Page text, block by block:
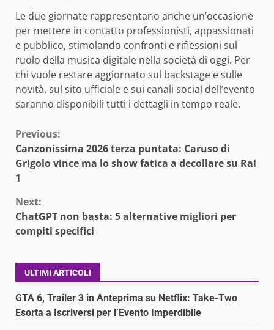
Le due giornate rappresentano anche un’occasione
per mettere in contatto professionisti, appassionati
e pubblico, stimolando confronti e riflessioni sul
ruolo della musica digitale nella società di oggi. Per
chi vuole restare aggiornato sul backstage e sulle
novità, sul sito ufficiale e sui canali social dell’evento
saranno disponibili tutti i dettagli in tempo reale.
Continue
Reading
Previous:
Canzonissima 2026 terza puntata: Caruso di
Grigolo vince ma lo show fatica a decollare su Rai
1
Next:
ChatGPT non basta: 5 alternative migliori per
compiti specifici
ULTIMI ARTICOLI
GTA 6, Trailer 3 in Anteprima su Netflix: Take-Two
Esorta a Iscriversi per l’Evento Imperdibile